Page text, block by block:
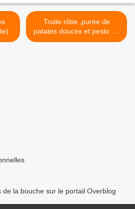
Truite rôtie ,purée de
patates douces et pesto au
basilic >
de la bouche sur le portail Overblog